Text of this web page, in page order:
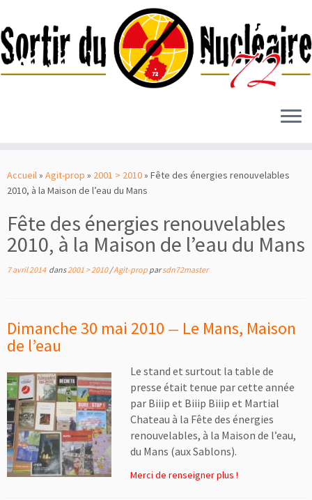
au
contenu
Accueil» Agit-prop » 2001 > 2010» Fête des énergies renouvelables
2010, à la Maison de l’eau du Mans
Fête des énergies renouvelables
2010, à la Maison de l’eau du Mans
7 avril 2014dans2001 > 2010/Agit-prop parsdn72master
Dimanche 30 mai 2010 — Le Mans, Maison
de l’eau
Le stand et surtout la table de
presse était tenue par cette année
par Biiip et Biiip Biiip et Martial
Chateau à la Fête des énergies
renouvelables, à la Maison de l’eau,
du Mans (aux Sablons).
Merci de renseigner plus !